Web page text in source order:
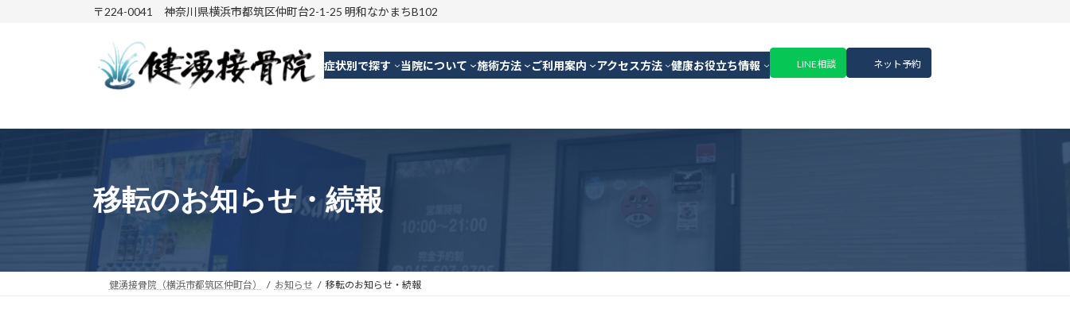
ス
ン
〒224-0041 神奈川県横浜市都筑区仲町台2-1-25 明和なかまちB102
症状別で探す 当院について 施術方法 ご利用案内 アクセス方法 健康お役立ち情報 LINE相談 ネット予約
移転のお知らせ・続報
健湧接骨院（横浜市都筑区仲町台） お知らせ 移転のお知らせ・続報